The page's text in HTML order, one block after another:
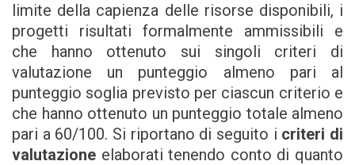
limite della capienza delle risorse disponibili, i
progetti risultati formalmente ammissibili e
che hanno ottenuto sui singoli criteri di
valutazione un punteggio almeno pari al
punteggio soglia previsto per ciascun criterio e
che hanno ottenuto un punteggio totale almeno
pari a 60/100. Si riportano di seguito i criteri di
valutazione elaborati tenendo conto di quanto